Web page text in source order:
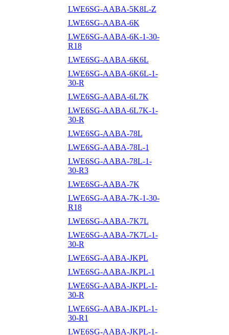
LWE6SG-AABA-5K8L-Z
LWE6SG-AABA-6K
LWE6SG-AABA-6K-1-30-
R18
LWE6SG-AABA-6K6L
LWE6SG-AABA-6K6L-1-
30-R
LWE6SG-AABA-6L7K
LWE6SG-AABA-6L7K-1-
30-R
LWE6SG-AABA-78L
LWE6SG-AABA-78L-1
LWE6SG-AABA-78L-1-
30-R3
LWE6SG-AABA-7K
LWE6SG-AABA-7K-1-30-
R18
LWE6SG-AABA-7K7L
LWE6SG-AABA-7K7L-1-
30-R
LWE6SG-AABA-JKPL
LWE6SG-AABA-JKPL-1
LWE6SG-AABA-JKPL-1-
30-R
LWE6SG-AABA-JKPL-1-
30-R1
LWE6SG-AABA-JKPL-1-